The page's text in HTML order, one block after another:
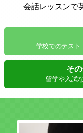
会話レッスンで
学校でのテスト
そ
留学や入試